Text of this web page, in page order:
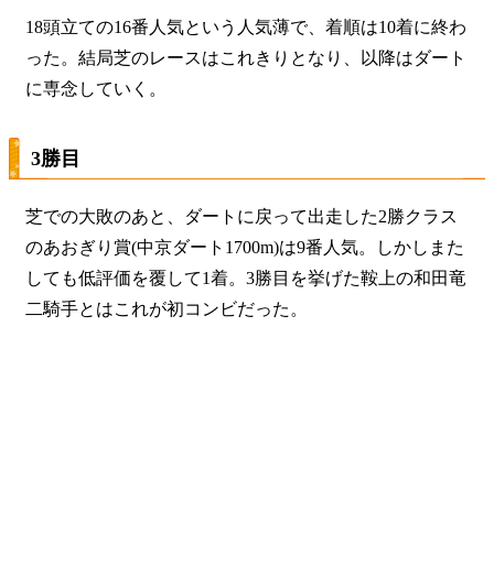
18頭立ての16番人気という人気薄で、着順は10着に終わ
った。結局芝のレースはこれきりとなり、以降はダート
に専念していく。
3勝目
芝での大敗のあと、ダートに戻って出走した2勝クラス
のあおぎり賞(中京ダート1700m)は9番人気。しかしまた
しても低評価を覆して1着。3勝目を挙げた鞍上の和田竜
二騎手とはこれが初コンビだった。